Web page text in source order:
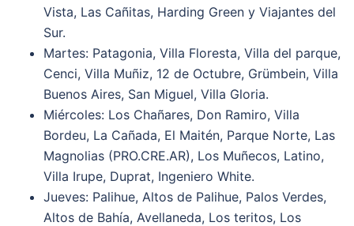
Vista, Las Cañitas, Harding Green y Viajantes del
Sur.
Martes: Patagonia, Villa Floresta, Villa del parque,
Cenci, Villa Muñiz, 12 de Octubre, Grümbein, Villa
Buenos Aires, San Miguel, Villa Gloria.
Miércoles: Los Chañares, Don Ramiro, Villa
Bordeu, La Cañada, El Maitén, Parque Norte, Las
Magnolias (PRO.CRE.AR), Los Muñecos, Latino,
Villa Irupe, Duprat, Ingeniero White.
Jueves: Palihue, Altos de Palihue, Palos Verdes,
Altos de Bahía, Avellaneda, Los teritos, Los